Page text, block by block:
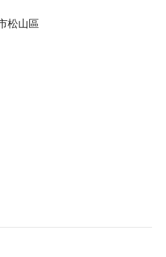
松山區